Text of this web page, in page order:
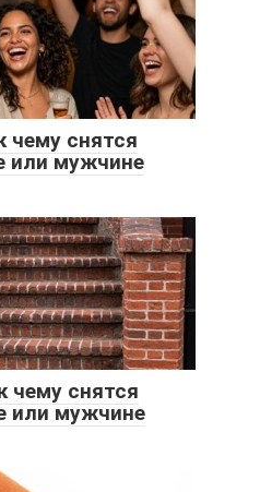
чему снятся
или мужчине
чему снятся
или мужчине